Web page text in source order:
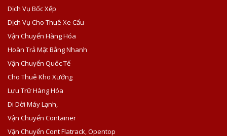
Dịch Vụ Bốc Xếp
Dịch Vụ Cho Thuê Xe Cẩu
Vận Chuyển Hàng Hóa
Hoàn Trả Mặt Bằng Nhanh
Vận Chuyển Quốc Tế
Cho Thuê Kho Xưởng
Lưu Trữ Hàng Hóa
Di Dời Máy Lạnh,
Vận Chuyển Container
Vận Chuyển Cont Flatrack, Opentop